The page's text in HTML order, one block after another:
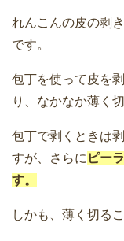
れんこんの皮の剥
です。
包丁を使って皮を
り、なかなか薄く
包丁で剥くときは
すが、さらに ピー
す。
しかも、薄く切る